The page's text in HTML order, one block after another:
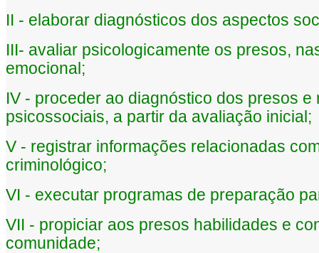
II - elaborar diagnósticos dos aspectos
III- avaliar psicologicamente os presos,
emocional;
IV - proceder ao diagnóstico dos presos
psicossociais, a partir da avaliação inicial;
V - registrar informações relacionadas
criminológico;
VI - executar programas de preparação
VII - propiciar aos presos habilidades e
comunidade;